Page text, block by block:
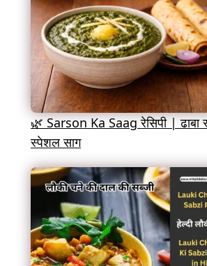
🌿 Sarson Ka Saag रेसिपी | ढाबा
स्पेशल साग